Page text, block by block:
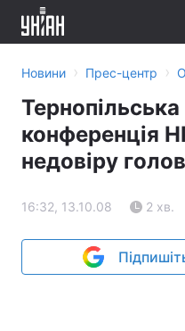
Новини › Прес-центр ›
конференція
недовіру
16:32, 13.10.08 2 хв.